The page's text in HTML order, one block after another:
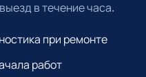
в течение часа.
при ремонте
работ